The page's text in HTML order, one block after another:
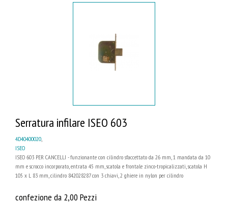
Serratura infilare ISEO 603
4D40400020,
ISEO
ISEO 603 PER CANCELLI - funzionante con cilindro sfaccettato da 26 mm, 1 mandata da 10
mm e scrocco incorporato, entrata 45 mm, scatola e frontale zinco-tropicalizzati, scatola H
105 x L 83 mm, cilindro 842028287 con 3 chiavi, 2 ghiere in nylon per cilindro
confezione da 2,00 Pezzi